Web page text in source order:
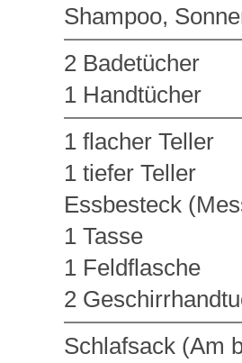
Shampoo,
2 Badetücher
1 Handtücher
1 flacher Teller
1 tiefer Teller
Essbesteck
1 Tasse
1 Feldflasche
2
Schlafsack (Am